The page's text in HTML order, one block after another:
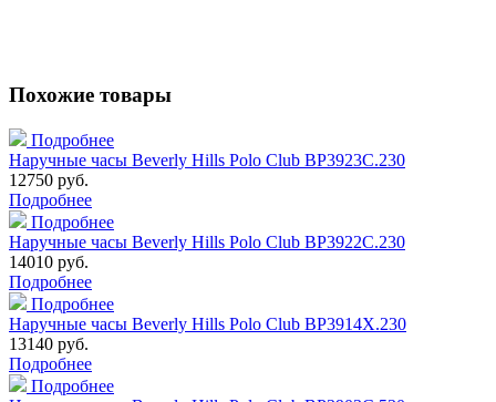
Похожие товары
Подробнее
Наручные часы Beverly Hills Polo Club BP3923C.230
12750 руб.
Подробнее
Подробнее
Наручные часы Beverly Hills Polo Club BP3922C.230
14010 руб.
Подробнее
Подробнее
Наручные часы Beverly Hills Polo Club BP3914X.230
13140 руб.
Подробнее
Подробнее